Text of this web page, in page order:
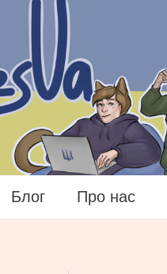
Блог Про нас